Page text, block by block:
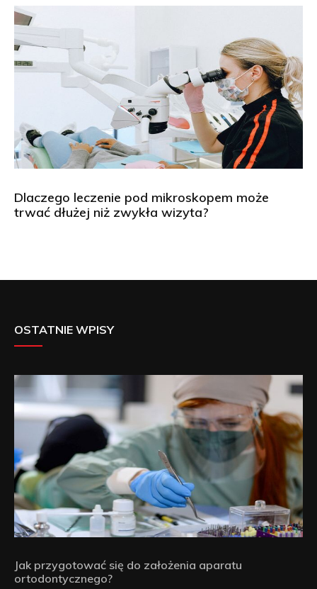
Dlaczego leczenie pod mikroskopem może
trwać dłużej niż zwykła wizyta?
OSTATNIE WPISY
Jak przygotować się do założenia aparatu
ortodontycznego?